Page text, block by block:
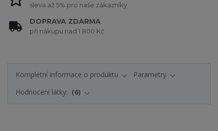
sleva až 5% pro naše zákazníky
DOPRAVA ZDARMA
při nákupu nad 1 800 Kč
Kompletní informace o produktu
Parametry
Hodnocení látky:
6